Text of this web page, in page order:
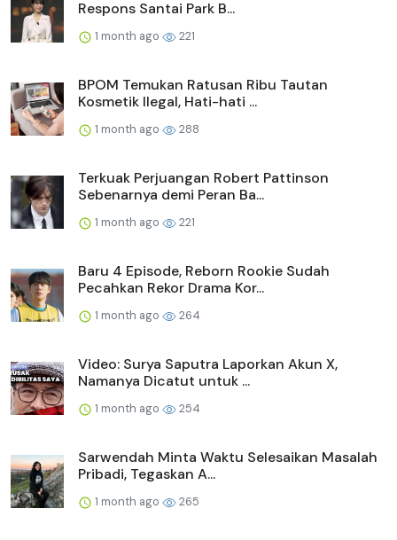
Respons Santai Park B...
1 month ago 221
BPOM Temukan Ratusan Ribu Tautan
Kosmetik Ilegal, Hati-hati ...
1 month ago 288
Terkuak Perjuangan Robert Pattinson
Sebenarnya demi Peran Ba...
1 month ago 221
Baru 4 Episode, Reborn Rookie Sudah
Pecahkan Rekor Drama Kor...
1 month ago 264
Video: Surya Saputra Laporkan Akun X,
Namanya Dicatut untuk ...
1 month ago 254
Sarwendah Minta Waktu Selesaikan Masalah
Pribadi, Tegaskan A...
1 month ago 265